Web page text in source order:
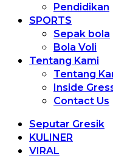
Pendidikan
SPORTS
Sepak bola
Bola Voli
Tentang Kami
Tentang
Inside
Contact Us
Seputar Gresik
KULINER
VIRAL